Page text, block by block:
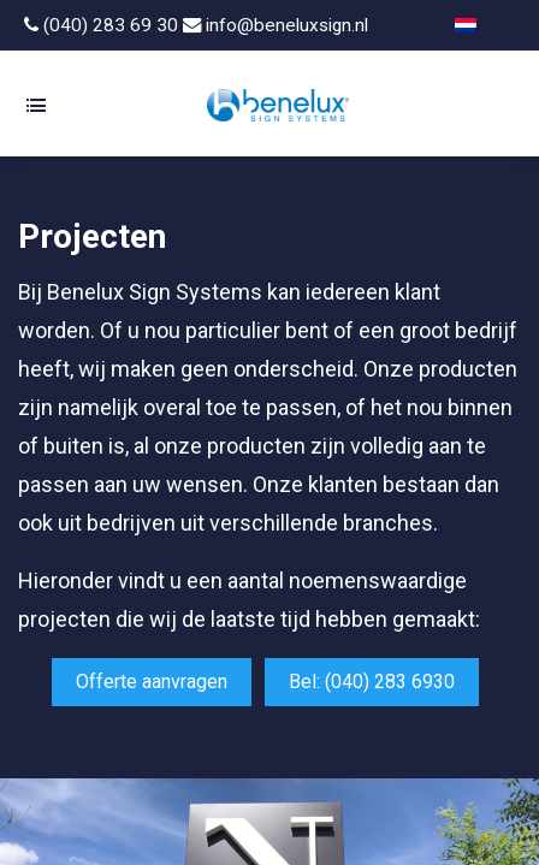
(040) 283 69 30 info@beneluxsign.nl
Projecten
Bij Benelux Sign Systems kan iedereen klant
worden. Of u nou particulier bent of een groot bedrijf
heeft, wij maken geen onderscheid. Onze producten
zijn namelijk overal toe te passen, of het nou binnen
of buiten is, al onze producten zijn volledig aan te
passen aan uw wensen. Onze klanten bestaan dan
ook uit bedrijven uit verschillende branches.
Hieronder vindt u een aantal noemenswaardige
projecten die wij de laatste tijd hebben gemaakt:
Offerte aanvragen Bel: (040) 283 6930